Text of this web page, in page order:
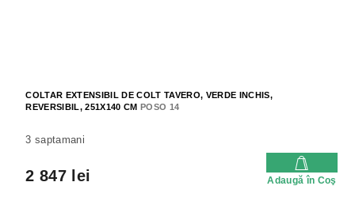
COLTAR EXTENSIBIL DE COLT TAVERO, VERDE INCHIS,
REVERSIBIL, 251X140 CM
POSO 14
3 saptamani
2 847 lei Adaugă în Coş